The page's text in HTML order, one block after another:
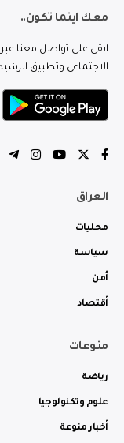
معك اينما تكون..
ابقى على تواصل معنا
الاجتماعي وتطبيق
العراق
محليات
سياسة
أمن
أقتصاد
منوعات
رياضة
علوم وتكنولوجيا
أخبار منوعة